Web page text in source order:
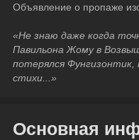
Объявление о пропаже
«Не знаю даже когда
Павильона Жому в
потерялся
стихи...»
Основная